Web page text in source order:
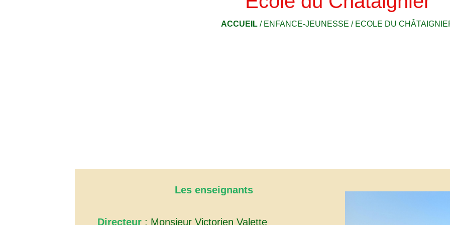
ACCUEIL / ENFANCE-JEUNESSE / ECOLE DU
Les enseignants
Directeur : Monsieur Victorien Valette